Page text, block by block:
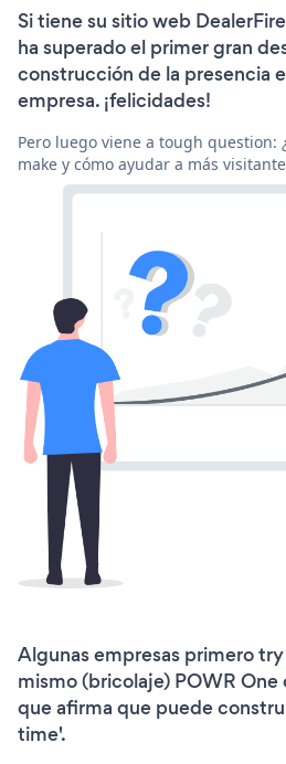
Si tiene su sitio web
ha superado el primer gran
construcción de la presencia
empresa. ¡felicidades!
Pero luego viene a tough question:
make y cómo ayudar a más
Algunas empresas primero
mismo (bricolaje) POWR
que afirma que puede
time'.